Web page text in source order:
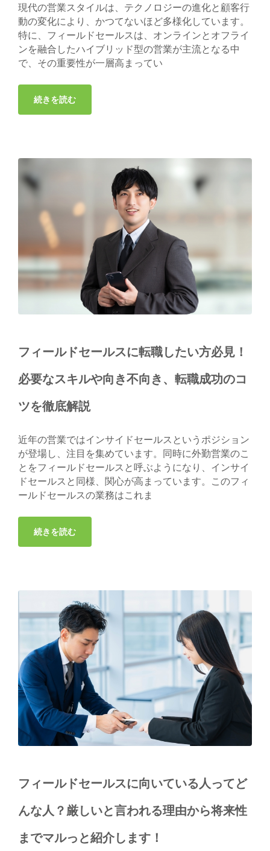
現代の営業スタイルは、テクノロジーの進化と顧客行
動の変化により、かつてないほど多様化しています。
特に、フィールドセールスは、オンラインとオフライ
ンを融合したハイブリッド型の営業が主流となる中
で、その重要性が一層高まってい
フィールドセールスに転職したい方必見！
必要なスキルや向き不向き、転職成功のコ
ツを徹底解説
近年の営業ではインサイドセールスというポジション
が登場し、注目を集めています。同時に外勤営業のこ
とをフィールドセールスと呼ぶようになり、インサイ
ドセールスと同様、関心が高まっています。このフィ
ールドセールスの業務はこれま
フィールドセールスに向いている人ってど
んな人？厳しいと言われる理由から将来性
までマルっと紹介します！